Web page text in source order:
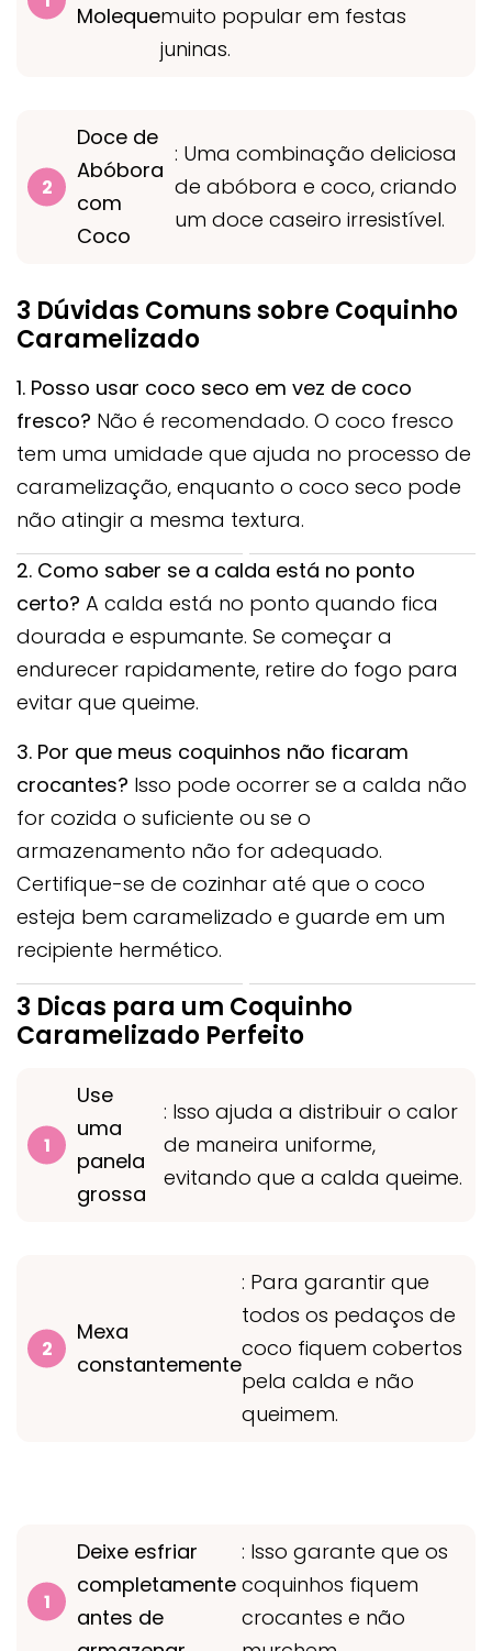
Molequemuito popular em festas
juninas.
Doce de
Abóbora
com
Coco
: Uma combinação deliciosa
de abóbora e coco, criando
um doce caseiro irresistível.
3 Dúvidas Comuns sobre Coquinho
Caramelizado
1. Posso usar coco seco em vez de coco
fresco? Não é recomendado. O coco fresco
tem uma umidade que ajuda no processo de
caramelização, enquanto o coco seco pode
não atingir a mesma textura.
2. Como saber se a calda está no ponto
certo? A calda está no ponto quando fica
dourada e espumante. Se começar a
endurecer rapidamente, retire do fogo para
evitar que queime.
3. Por que meus coquinhos não ficaram
crocantes? Isso pode ocorrer se a calda não
for cozida o suficiente ou se o
armazenamento não for adequado.
Certifique-se de cozinhar até que o coco
esteja bem caramelizado e guarde em um
recipiente hermético.
3 Dicas para um Coquinho
Caramelizado Perfeito
Use
uma
panela
grossa
: Isso ajuda a distribuir o calor
de maneira uniforme,
evitando que a calda queime.
Mexa
constantemente
: Para garantir que
todos os pedaços de
coco fiquem cobertos
pela calda e não
queimem.
Deixe esfriar
completamente
antes de
: Isso garante que os
coquinhos fiquem
crocantes e não